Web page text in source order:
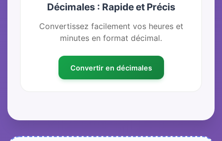
Décimales : Rapide et Précis
Convertissez facilement vos heures et
minutes en format décimal.
Convertir en décimales